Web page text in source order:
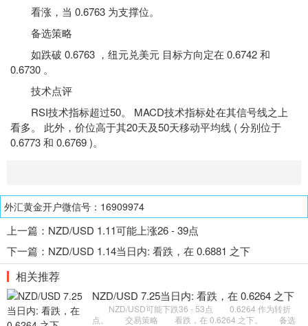
看涨，当 0.6763 为支撑位。
备选策略
如跌破 0.6763 ，纽元兑美元 目标方向定在 0.6742 和
0.6730 。
技术点评
RSI技术指标超过50。 MACD技术指标处在其信号线之上
看多。 此外，价位高于其20天及50天移动平均线 ( 分别位于
0.6773 和 0.6769 )。
外汇黄金开户微信号：16909974
上一篇： NZD/USD 1.11可能上涨26 - 39点
下一篇： NZD/USD 1.14当日内: 看跌，在 0.6881 之下
相关推荐
NZD/USD 7.25当日内: 看跌，在 0.6264 之下
NZD/USD可能下跌36 - 53点 0.6264 作为转折
点。 交易策略 看跌，在 0.6264 之下。 备选